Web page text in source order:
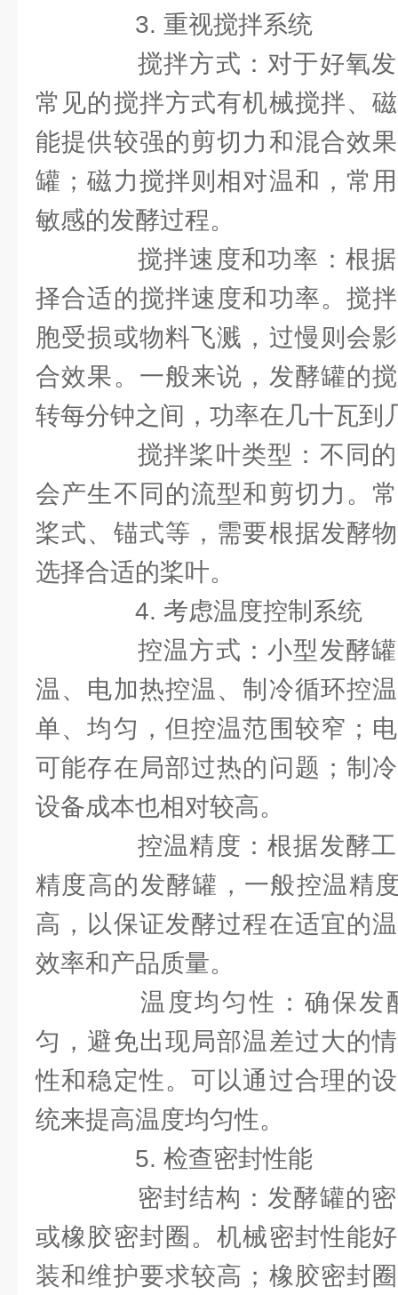
3. 重视搅拌系统
搅拌方式：对于好氧发
常见的搅拌方式有机械搅拌、
能提供较强的剪切力和混合效
罐；磁力搅拌则相对温和，常
敏感的发酵过程。
搅拌速度和功率：根据
择合适的搅拌速度和功率。搅
胞受损或物料飞溅，过慢则会
合效果。一般来说，发酵罐的
转每分钟之间，功率在几十瓦到
搅拌桨叶类型：不同的
会产生不同的流型和剪切力。
桨式、锚式等，需要根据发酵
选择合适的桨叶。
4. 考虑温度控制系统
控温方式：小型发酵罐
温、电加热控温、制冷循环控
单、均匀，但控温范围较窄；
可能存在局部过热的问题；制
设备成本也相对较高。
控温精度：根据发酵工
精度高的发酵罐，一般控温精
高，以保证发酵过程在适宜的
效率和产品质量。
温度均匀性：确保发
匀，避免出现局部温差过大的
性和稳定性。可以通过合理的
统来提高温度均匀性。
5. 检查密封性能
密封结构：发酵罐的密
或橡胶密封圈。机械密封性能
装和维护要求较高；橡胶密封